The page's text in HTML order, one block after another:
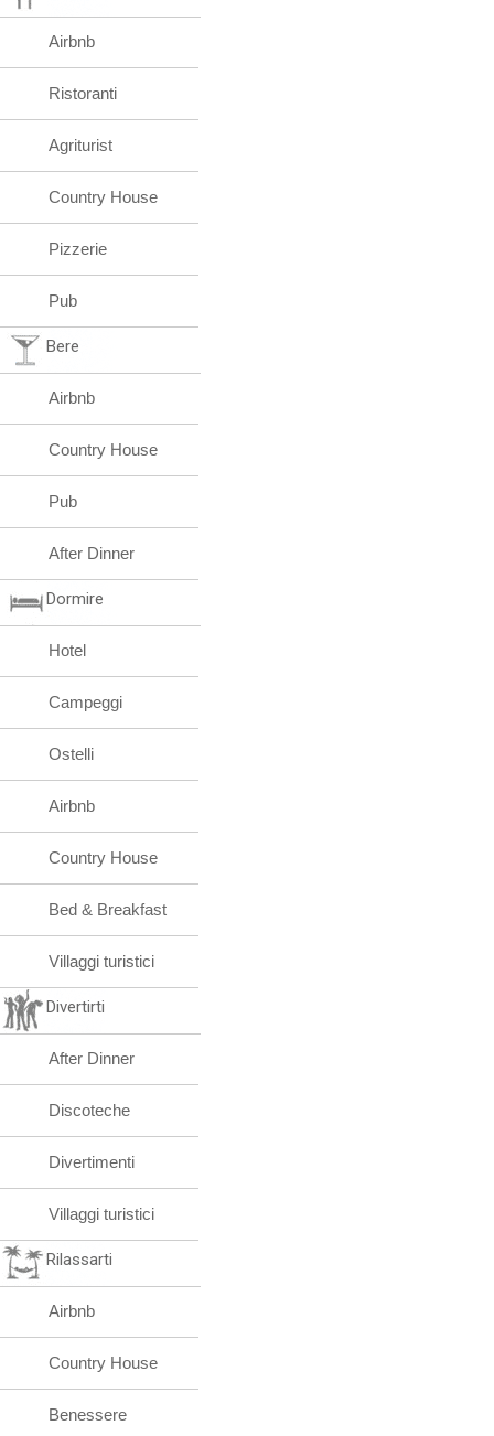
Airbnb
Ristoranti
Agriturist
Country House
Pizzerie
Pub
Bere
Airbnb
Country House
Pub
After Dinner
Dormire
Hotel
Campeggi
Ostelli
Airbnb
Country House
Bed & Breakfast
Villaggi turistici
Divertirti
After Dinner
Discoteche
Divertimenti
Villaggi turistici
Rilassarti
Airbnb
Country House
Benessere